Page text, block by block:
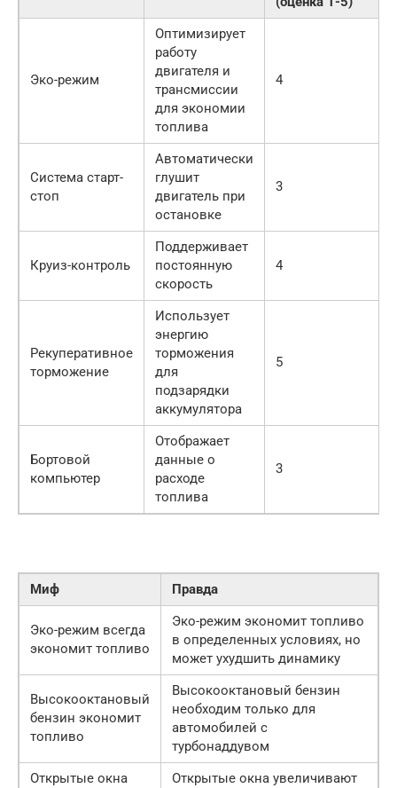
Эко-режим
Оптимизирует
работу
двигателя и
трансмиссии
для экономии
топлива
4
Система старт-
стоп
Автоматически
глушит
двигатель при
остановке
3
Круиз-контроль
Поддерживает
постоянную
скорость
4
Рекуперативное
торможение
Использует
энергию
торможения
для
подзарядки
аккумулятора
5
Бортовой
компьютер
Отображает
данные о
расходе
топлива
3
Миф Правда
Эко-режим всегда
экономит топливо
Эко-режим экономит топливо
в определенных условиях, но
может ухудшить динамику
Высокооктановый
бензин экономит
топливо
Высокооктановый бензин
необходим только для
автомобилей с
турбонаддувом
Открытые окна
Открытые окна увеличивают